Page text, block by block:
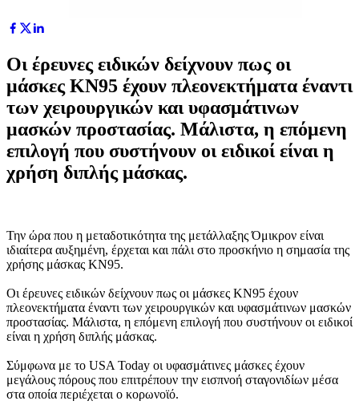
Οι έρευνες ειδικών δείχνουν πως οι
μάσκες ΚΝ95 έχουν πλεονεκτήματα έναντι
των χειρουργικών και υφασμάτινων
μασκών προστασίας. Μάλιστα, η επόμενη
επιλογή που συστήνουν οι ειδικοί είναι η
χρήση διπλής μάσκας.
Την ώρα που η μεταδοτικότητα της μετάλλαξης Όμικρον είναι
ιδιαίτερα αυξημένη, έρχεται και πάλι στο προσκήνιο η σημασία της
χρήσης μάσκας ΚΝ95.
Οι έρευνες ειδικών δείχνουν πως οι μάσκες ΚΝ95 έχουν
πλεονεκτήματα έναντι των χειρουργικών και υφασμάτινων μασκών
προστασίας. Μάλιστα, η επόμενη επιλογή που συστήνουν οι ειδικοί
είναι η χρήση διπλής μάσκας.
Σύμφωνα με το USA Today οι υφασμάτινες μάσκες έχουν
μεγάλους πόρους που επιτρέπουν την εισπνοή σταγονιδίων μέσα
στα οποία περιέχεται ο κορωνοϊό.